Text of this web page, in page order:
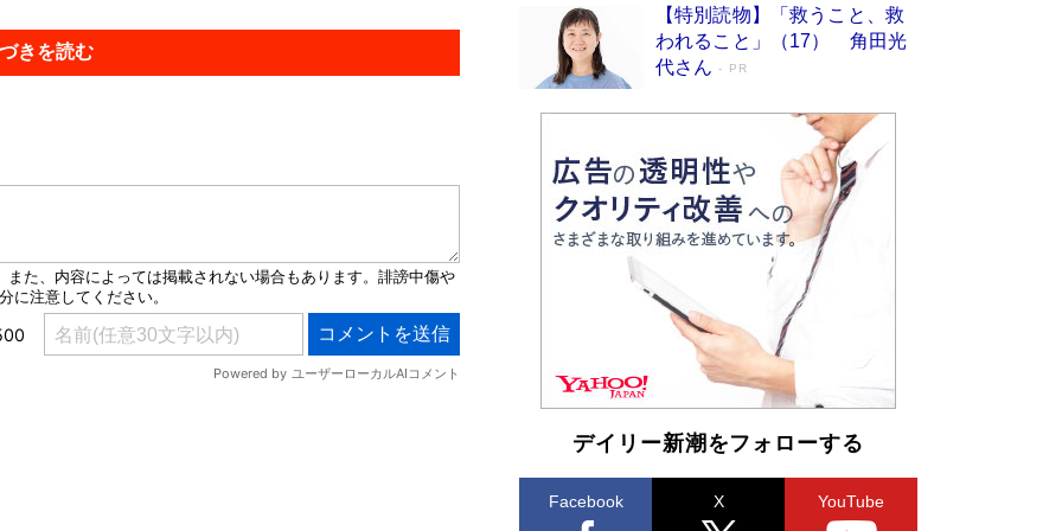
きを読む
メントベストセラー］ Book Bang
「『火垂るの墓』は、大嘘である」原作者が抱き
続けた“自責の念”とは…「自己憐憫は描きたくな
い」監督が徹底的にこだわったこと（後編） #
戦争の記憶
Book Bang
「叱って伸びるやつは、褒めたらもっと伸びる」
俳優・高嶋政伸が家族に教わった“人を育てるコ
ツ”…芸への考え方を明かす
Book Bang
東野圭吾、伊坂幸太郎の人気シリーズ最新作どち
らも文庫化 映画化された直木賞受賞作もランク
イン［文庫ベストセラー］
Book Bang
【特別読物】「救うこと、救
われること」（17） 角田光
代さん
PR
デイリー新潮をフォローする
Facebook X YouTube